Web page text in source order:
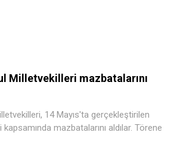
Milletvekilleri mazbatalarını
14 Mayıs'ta gerçekleştirilen
mazbatalarını aldılar. Törene